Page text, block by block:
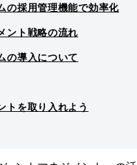
の採用管理機能で効率化
ント戦略の流れ
の導入について
トを取り入れよう